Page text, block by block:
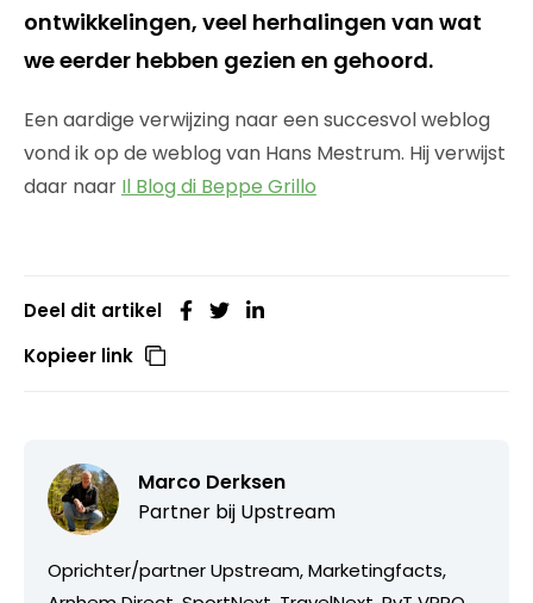
ontwikkelingen, veel herhalingen van wat
we eerder hebben gezien en gehoord.
Een aardige verwijzing naar een succesvol weblog
vond ik op de weblog van Hans Mestrum. Hij verwijst
daar naar Il Blog di Beppe Grillo
Deel dit artikel
Kopieer link
Marco Derksen
Partner bij Upstream
Oprichter/partner Upstream, Marketingfacts,